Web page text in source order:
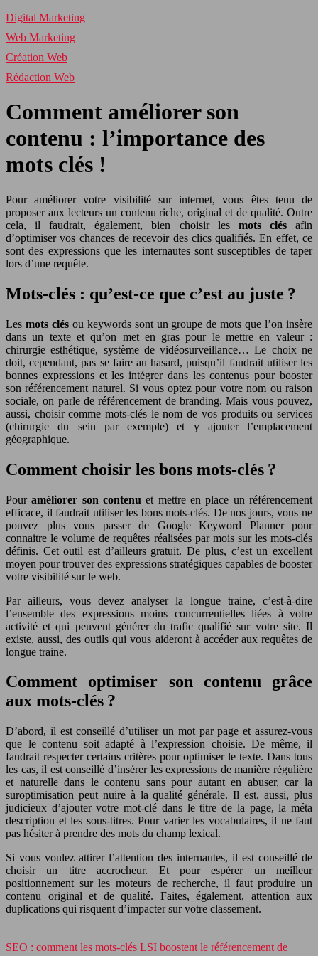
Digital Marketing
Web Marketing
Création Web
Rédaction Web
Comment améliorer son
contenu : l’importance des
mots clés !
Pour améliorer votre visibilité sur internet, vous êtes tenu de
proposer aux lecteurs un contenu riche, original et de qualité. Outre
cela, il faudrait, également, bien choisir les mots clésafin
d’optimiser vos chances de recevoir des clics qualifiés. En effet, ce
sont des expressions que les internautes sont susceptibles de taper
lors d’une requête.
Mots-clés : qu’est-ce que c’est au juste ?
Les mots clésou keywords sont un groupe de mots que l’on insère
dans un texte et qu’on met en gras pour le mettre en valeur :
chirurgie esthétique, système de vidéosurveillance… Le choix ne
doit, cependant, pas se faire au hasard, puisqu’il faudrait utiliser les
bonnes expressions et les intégrer dans les contenus pour booster
son référencement naturel. Si vous optez pour votre nom ou raison
sociale, on parle de référencement de branding. Mais vous pouvez,
aussi, choisir comme mots-clés le nom de vos produits ou services
(chirurgie du sein par exemple) et y ajouter l’emplacement
géographique.
Comment choisir les bons mots-clés ?
Pouraméliorer son contenu et mettre en place un référencement
efficace, il faudrait utiliser les bons mots-clés. De nos jours, vous ne
pouvez plus vous passer de Google Keyword Planner pour
connaitre le volume de requêtes réalisées par mois sur les mots-clés
définis. Cet outil est d’ailleurs gratuit. De plus, c’est un excellent
moyen pour trouver des expressions stratégiques capables de booster
votre visibilité sur le web.
Par ailleurs, vous devez analyser la longue traine, c’est-à-dire
l’ensemble des expressions moins concurrentielles liées à votre
activité et qui peuvent générer du trafic qualifié sur votre site. Il
existe, aussi, des outils qui vous aideront à accéder aux requêtes de
longue traine.
Comment optimiser son contenu grâce
aux mots-clés ?
D’abord, il est conseillé d’utiliser un mot par page et assurez-vous
que le contenu soit adapté à l’expression choisie. De même, il
faudrait respecter certains critères pour optimiser le texte. Dans tous
les cas, il est conseillé d’insérer les expressions de manière régulière
et naturelle dans le contenu sans pour autant en abuser, car la
suroptimisation peut nuire à la qualité générale. Il est, aussi, plus
judicieux d’ajouter votre mot-clé dans le titre de la page, la méta
description et les sous-titres. Pour varier les vocabulaires, il ne faut
pas hésiter à prendre des mots du champ lexical.
Si vous voulez attirer l’attention des internautes, il est conseillé de
choisir un titre accrocheur. Et pour espérer un meilleur
positionnement sur les moteurs de recherche, il faut produire un
contenu original et de qualité. Faites, également, attention aux
duplications qui risquent d’impacter sur votre classement.
SEO : comment les mots-clés LSI boostent le référencement de